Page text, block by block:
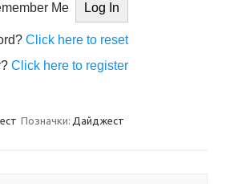
Me
Click here to reset
Click here to register
Позначки: Дайджест